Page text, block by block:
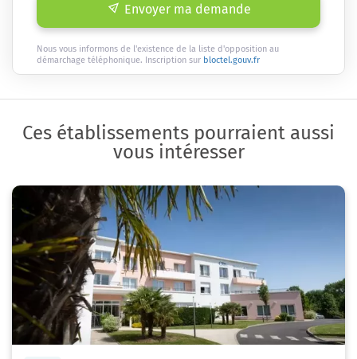
Envoyer ma demande
Nous vous informons de l'existence de la liste d'opposition au
démarchage téléphonique. Inscription sur bloctel.gouv.fr
Ces établissements pourraient aussi
vous intéresser